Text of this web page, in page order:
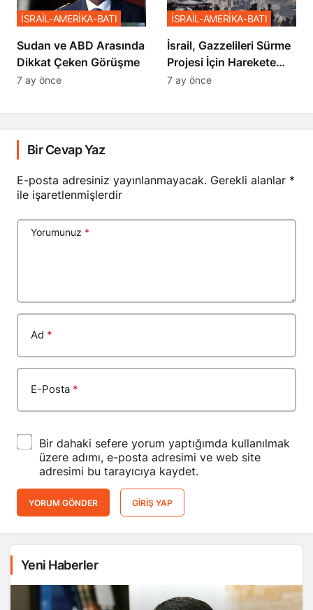
Sudan ve ABD Arasında
Dikkat Çeken Görüşme
İSRAİL-AMERİKA-BATI
7 ay önce
İsrail, Gazzelileri Sürme
Projesi İçin Harekete
Geçti
İSRAİL-AMERİKA-BATI
7 ay önce
Bir Cevap Yaz
E-posta adresiniz yayınlanmayacak. Gerekli alanlar *
ile işaretlenmişlerdir
Yorumunuz *
Ad *
E-Posta *
Bir dahaki sefere yorum yaptığımda kullanılmak
üzere adımı, e-posta adresimi ve web site
adresimi bu tarayıcıya kaydet.
YORUM GÖNDER GIRIŞ YAP
Yeni Haberler